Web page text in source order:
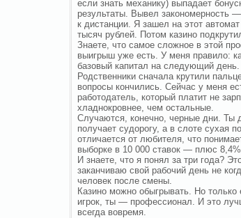
если знать механику) выпадает
результаты. Вывел закономерность
к дистанции. Я зашел на этот
тысяч рублей. Потом казино
Знаете, что самое сложное в этой
выигрыш уже есть. У меня правило:
базовый капитал на следующий
Родственники сначала крутили
вопросы кончились. Сейчас у меня
работодатель, который платит не
хладнокровнее, чем остальные.
Случаются, конечно, черные дни. Ты
получает судорогу, а в слоте сухая
отличается от любителя, что
выборке в 10 000 ставок — плюс
И знаете, что я понял за три года?
заканчиваю свой рабочий день не
человек после смены.
Казино можно обыгрывать. Но
игрок, ты — профессионал. И это
всегда вовремя.